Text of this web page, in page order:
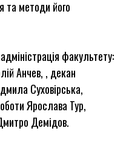
та методи його
факультету:
Анчев, , декан
Суховірська,
Ярослава Тур,
Демідов.